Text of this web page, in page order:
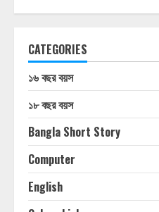
CATEGORIES
১৬ বছর বয়স
১৮ বছর বয়স
Bangla Short Story
Computer
English